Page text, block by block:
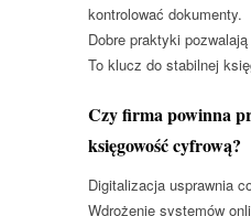
kontrolować dokumenty.
Dobre praktyki
To klucz do stabilnej
Czy firma powinna
księgowość cyfrową?
Digitalizacja usprawnia
Wdrożenie systemów